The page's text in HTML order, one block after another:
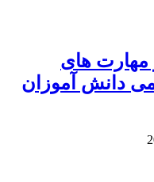
مهارت های
دانش آموزان